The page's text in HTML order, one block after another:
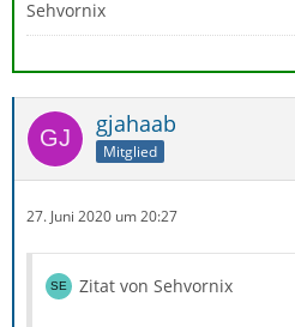
Sehvornix
gjahaab
Mitglied
27. Juni 2020 um 20:27
Zitat von Sehvornix